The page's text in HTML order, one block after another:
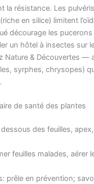
la résistance. Les
en silice) limitent
décourage les
un hôtel à insectes sur
Nature & Découvertes —
syrphes, chrysopes)
de santé des plantes
des feuilles,
feuilles malades, aérer
prêle en prévention;